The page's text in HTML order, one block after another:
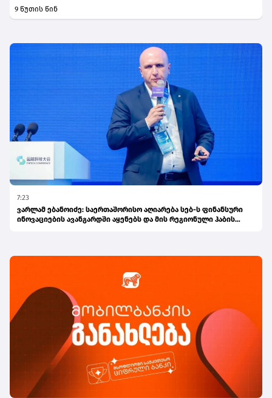
9 წუთის წინ
7:23
ვარლამ ებანოიძე: საერთაშორისო აღიარება სებ-ს ფინანსური
ინოვაციების ავანგარდში აყენებს და მის რეგიონული ჰაბის